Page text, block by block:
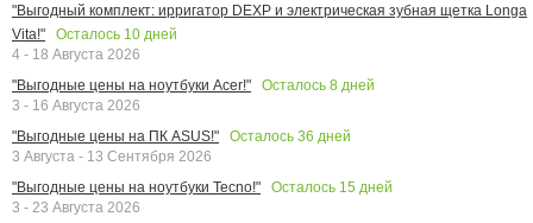
"Выгодный комплект: ирригатор DEXP и электрическая зубная щетка Longa
Vita!"
Осталось 10 дней
4 - 18 Августа 2026
"Выгодные цены на ноутбуки Acer!"
Осталось 8 дней
3 - 16 Августа 2026
"Выгодные цены на ПК ASUS!"
Осталось 36 дней
3 Августа - 13 Сентября 2026
"Выгодные цены на ноутбуки Tecno!"
Осталось 15 дней
3 - 23 Августа 2026